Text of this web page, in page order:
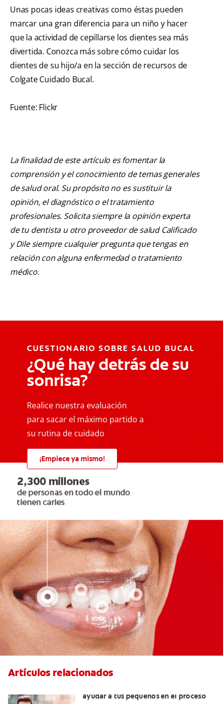
Unas pocas ideas creativas como éstas pueden
marcar una gran diferencia para un niño y hacer
que la actividad de cepillarse los dientes sea más
divertida. Conozca más sobre cómo cuidar los
dientes de su hijo/a en la sección de recursos de
Colgate Cuidado Bucal.
Fuente: Flickr
La finalidad de este artículo es fomentar la
comprensión y el conocimiento de temas generales
de salud oral. Su propósito no es sustituir la
opinión, el diagnóstico o el tratamiento
profesionales. Solicita siempre la opinión experta
de tu dentista u otro proveedor de salud Calificado
y Dile siempre cualquier pregunta que tengas en
relación con alguna enfermedad o tratamiento
médico.
CUESTIONARIO SOBRE SALUD BUCAL
¿Qué hay detrás de su
sonrisa?
Realice nuestra evaluación
para sacar el máximo partido a
su rutina de cuidado
¡Empiece ya mismo!
Artículos relacionados
ayudar a tus pequeños en el proceso